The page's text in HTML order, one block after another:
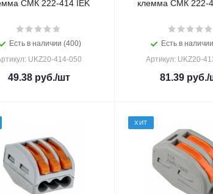
СМК 222-414 IEK
Есть в наличии (400)
UKZ20-414-050
49.38руб./шт
клемма СМК 222-
Есть в
Артикул: UKZ20-
81.39руб./
ХИТ